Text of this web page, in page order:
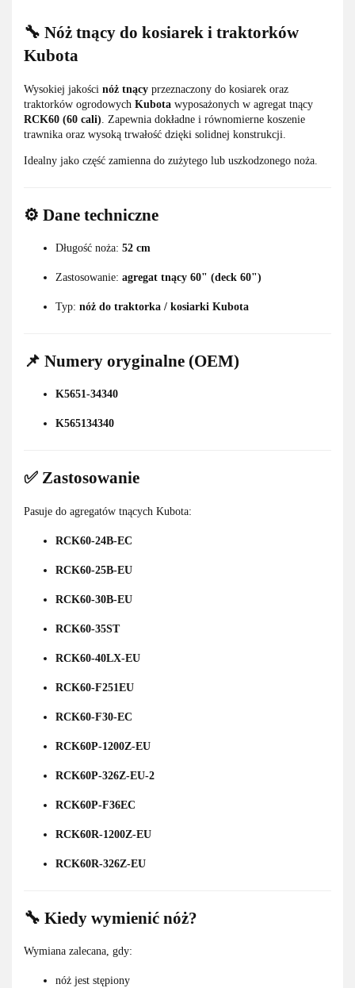
🔧 Nóż tnący do kosiarek i traktorków
Kubota
Wysokiej jakości nóż tnący przeznaczony do kosiarek oraz
traktorków ogrodowych Kubota wyposażonych w agregat tnący
RCK60 (60 cali) . Zapewnia dokładne i równomierne koszenie
trawnika oraz wysoką trwałość dzięki solidnej konstrukcji.
Idealny jako część zamienna do zużytego lub uszkodzonego noża.
⚙️ Dane techniczne
Długość noża: 52 cm
Zastosowanie: agregat tnący 60" (deck 60")
Typ: nóż do traktorka / kosiarki Kubota
📌 Numery oryginalne (OEM)
K5651-34340
K565134340
✅ Zastosowanie
Pasuje do agregatów tnących Kubota:
RCK60-24B-EC
RCK60-25B-EU
RCK60-30B-EU
RCK60-35ST
RCK60-40LX-EU
RCK60-F251EU
RCK60-F30-EC
RCK60P-1200Z-EU
RCK60P-326Z-EU-2
RCK60P-F36EC
RCK60R-1200Z-EU
RCK60R-326Z-EU
🔧 Kiedy wymienić nóż?
Wymiana zalecana, gdy:
nóż jest stępiony